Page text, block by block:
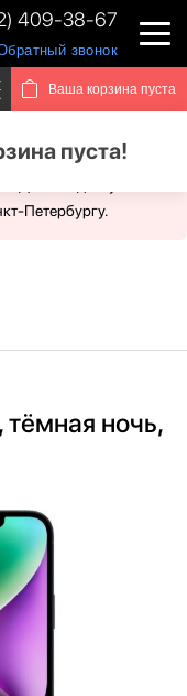
409-38-67
звонок
Ваша корзина пуста
пуста!
Для Вас доступен
Петербургу.
ночь,